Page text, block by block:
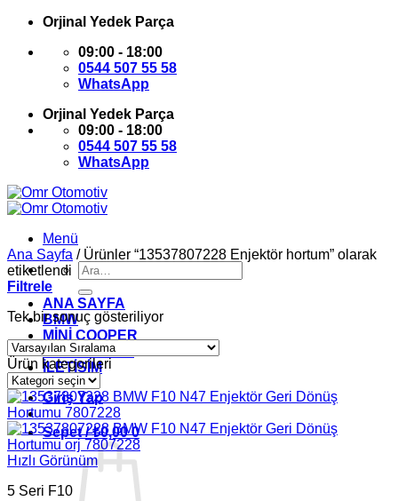
İçeriğeOrjinal Yedek Parça
09:00 - 18:00
0544 507 55 58
WhatsApp
Orjinal Yedek Parça
09:00 - 18:00
0544 507 55 58
WhatsApp
Menü
Ara:
ANA SAYFA
BMW
MİNİ COOPER
HAKKIMIZDA
İLETİŞİM
Giriş Yap
Sepet /₺0,00 0
Ana Sayfa /Ürünler “13537807228 Enjektör hortum” olarak
etiketlendi
Filtrele
Tek bir sonuç gösteriliyor
Ürün kategorileri
Hızlı Görünüm
5 Seri F10